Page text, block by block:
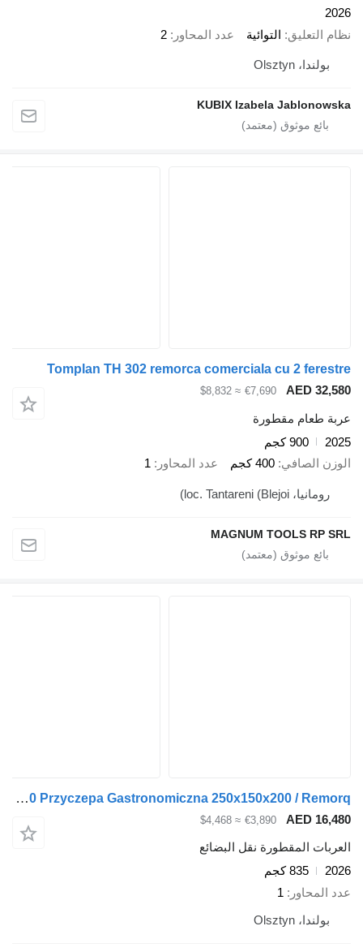
2026
نظام التعليق التوائية عدد المحاور 2
بولندا، Olsztyn
KUBIX Izabela Jablonowska
Tomplan TH 302 remorca comerciala cu 2 ferestre
AED 32,580
€7,690
≈ $8,832
عربة طعام مقطورة
2025
900 كجم
الوزن الصافي 400 كجم عدد المحاور 1
رومانيا، loc. Tantareni (Blejoi)
MAGNUM TOOLS RP SRL
Tomplan KUBIX- TFS 252.00 Przyczepa Gastronomiczna 250x150x200 / Remorq
AED 16,480
€3,890
≈ $4,468
العربات المقطورة نقل البضائع
2026
835 كجم
عدد المحاور
1
بولندا، Olsztyn